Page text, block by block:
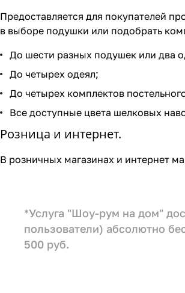
Предоставляется для покупателей
в выборе подушки или подобрать
До шести разных подушек или два
До четырех одеял;
До четырех комплектов
Все доступные цвета шелковых
Розница и интернет.
В розничных магазинах и интернет
*Услуга "Шоу-рум на дом"
пользователи) абсолютно
500 руб.